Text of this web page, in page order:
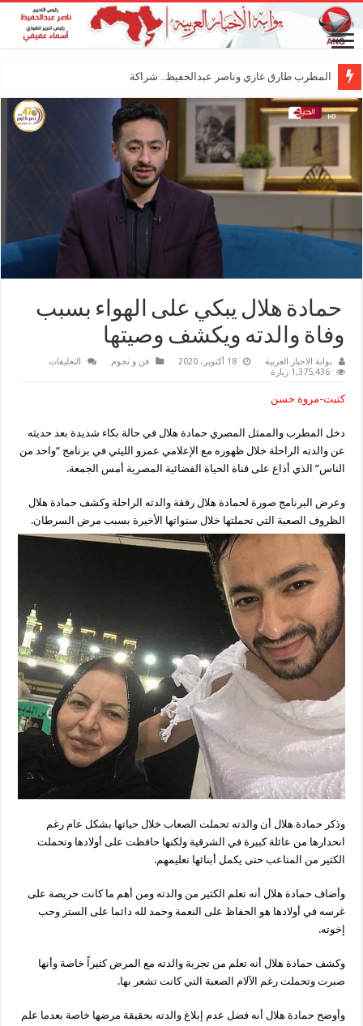
المطرب طارق غازي وناصر عبدالحفيظ.. شراكة فنية ترسم ملامح مستق
‏ حمادة هلال يبكي على الهواء بسبب
وفاة والدته ويكشف وصيتها
بوابة الاخبار العربية 18 أكتوبر، 2020 فن و نجوم التعليقات
بسبب
والدته
1,375,436 زيارة
كتبت-مروة حسن
دخل المطرب والممثل المصري حمادة هلال في حالة بكاء شديدة بعد حديثه
عن والدته الراحلة خلال ظهوره مع الإعلامي عمرو الليثي في برنامج “واحد من
الناس” الذي أذاع على قناة الحياة الفضائية المصرية أمس الجمعة.
وعرض البرنامج صورة لحمادة هلال رفقة والدته الراحلة وكشف حمادة هلال
الظروف الصعبة التي تحملتها خلال سنواتها الأخيرة بسبب مرض السرطان.
وذكر حمادة هلال أن والدته تحملت الصعاب خلال حياتها بشكل عام رغم
انحدارها من عائلة كبيرة في الشرقية ولكنها حافظت على أولادها وتحملت
الكثير من المتاعب حتى يكمل أبنائها تعليمهم.
وأضاف حمادة هلال أنه تعلم الكثير من والدته ومن أهم ما كانت حريصة على
غرسه في أولادها هو الحفاظ على النعمة وحمد لله دائما على الستر وحب
إخوته.
وكشف حمادة هلال أنه تعلم من تجربة والدته مع المرض كثيراً خاصة وأنها
صبرت وتحملت رغم الآلام الصعبة التي كانت تشعر بها.
وأوضح حمادة هلال أنه فضل عدم إبلاغ والدته بحقيقة مرضها خاصة بعدما علم